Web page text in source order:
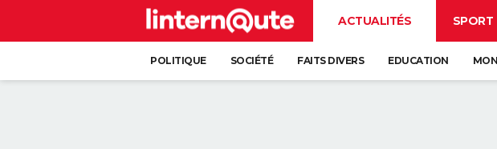
ACTUALITÉS SPORT
POLITIQUE SOCIÉTÉ FAITS DIVERS EDUCATION